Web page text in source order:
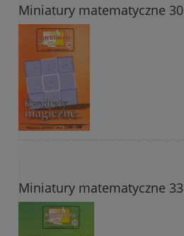
Miniatury matematyczne 30
Miniatury matematyczne 33